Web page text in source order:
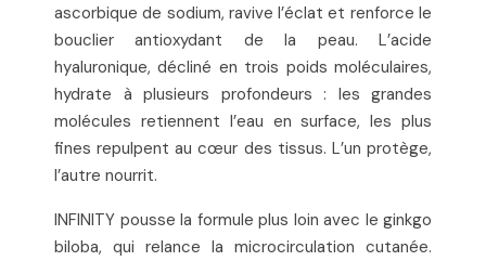
ascorbique de sodium, ravive l’éclat et renforce le
bouclier antioxydant de la peau. L’acide
hyaluronique, décliné en trois poids moléculaires,
hydrate à plusieurs profondeurs : les grandes
molécules retiennent l’eau en surface, les plus
fines repulpent au cœur des tissus. L’un protège,
l’autre nourrit.
INFINITY pousse la formule plus loin avec le ginkgo
biloba, qui relance la microcirculation cutanée.